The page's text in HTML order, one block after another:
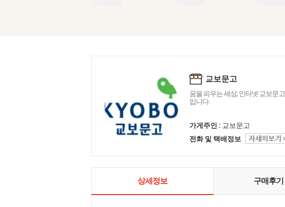
교보문고
꿈을 피우는 세상, 인터넷 교보문고
입니다.
가게주인 : 교보문고
전화 및 택배정보
상세정보 구매후기